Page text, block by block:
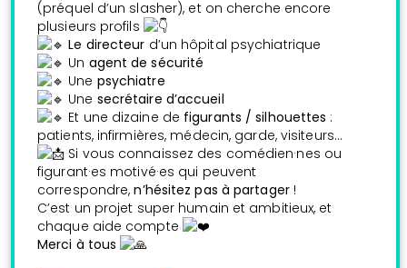
(préquel d’un slasher), et on cherche encore
plusieurs profils
Le directeur d’un hôpital psychiatrique
Un agent de sécurité
Une psychiatre
Une secrétaire d’accueil
Et une dizaine de figurants / silhouettes :
patients, infirmières, médecin, garde, visiteurs…
Si vous connaissez des comédien·nes ou
figurant·es motivé·es qui peuvent
correspondre,n’hésitez pas à partager !
C’est un projet super humain et ambitieux, et
chaque aide compte
Merci à tous